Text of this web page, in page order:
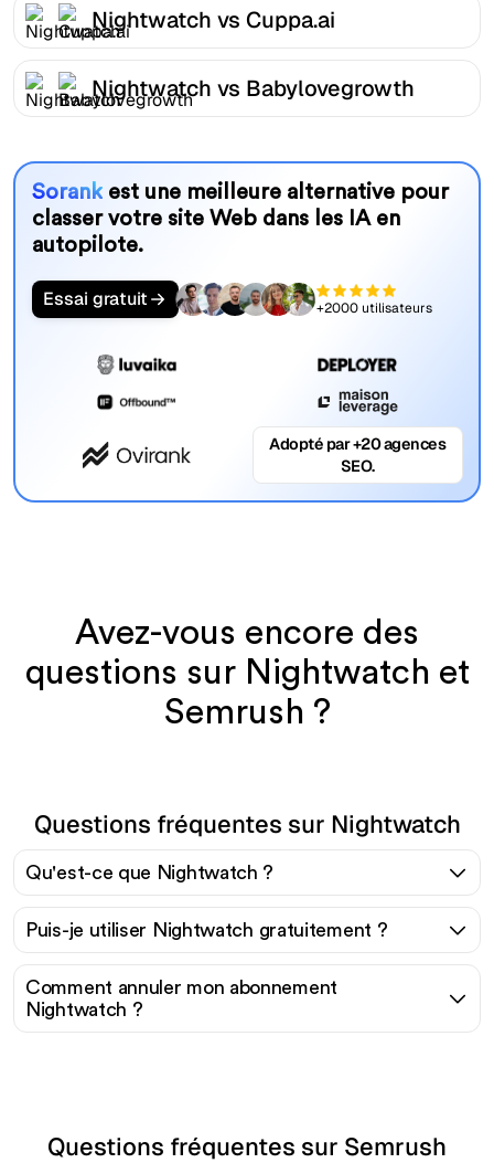
Nightwatch vs Cuppa.ai
Nightwatch vs Babylovegrowth
Sorankest une meilleure alternative pour
classer votre site Web dans les IA en
autopilote.
Essai gratuit +2000 utilisateurs
Adopté par +20 agences
SEO.
Avez-vous encore des
questions sur Nightwatch et
Semrush ?
Questions fréquentes sur Nightwatch
Qu'est-ce que Nightwatch ?
Puis-je utiliser Nightwatch gratuitement ?
Comment annuler mon abonnement
Nightwatch ?
Questions fréquentes sur Semrush